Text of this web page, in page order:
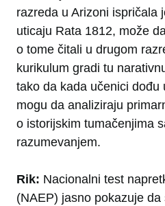
razreda u Arizoni ispričala
uticaju Rata 1812, može
o tome čitali u drugom
kurikulum gradi tu
tako da kada učenici dođu
mogu da analiziraju
o istorijskim tumačenjima
razumevanjem.
Rik: Nacionalni test
(NAEP) jasno pokazuje